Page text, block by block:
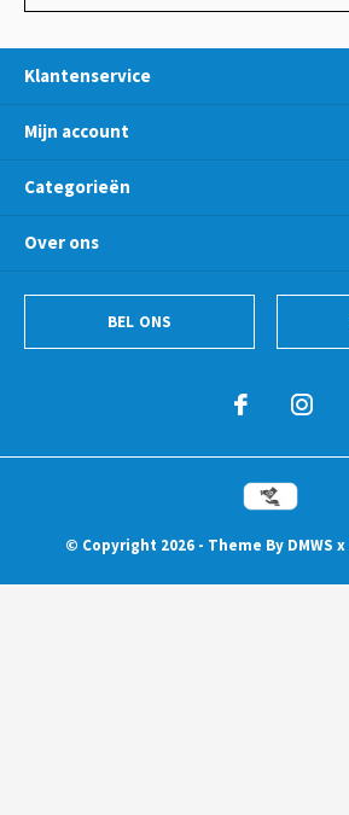
Klantenservice
Mijn account
Categorieën
Over ons
BEL ONS
© Copyright 2026 - Theme By DMWS x